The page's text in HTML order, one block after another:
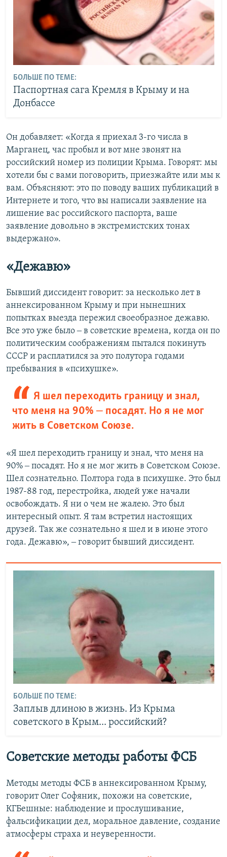
БОЛЬШЕ ПО ТЕМЕ:
Паспортная сага Кремля в Крыму и на
Донбассе
Он добавляет: «Когда я приехал 3-го числа в
Марганец, час пробыл и вот мне звонят на
российский номер из полиции Крыма. Говорят: мы
хотели бы с вами поговорить, приезжайте или мы к
вам. Объясняют: это по поводу ваших публикаций в
Интернете и того, что вы написали заявление на
лишение вас российского паспорта, ваше
заявление довольно в экстремистских тонах
выдержано».
«Дежавю»
Бывший диссидент говорит: за несколько лет в
аннексированном Крыму и при нынешних
попытках выезда пережил своеобразное дежавю.
Все это уже было ‒ в советские времена, когда он по
политическим соображениям пытался покинуть
СССР и расплатился за это полутора годами
пребывания в «психушке».
Я шел переходить границу и знал,
что меня на 90% ‒ посадят. Но я не мог
жить в Советском Союзе.
«Я шел переходить границу и знал, что меня на
90% ‒ посадят. Но я не мог жить в Советском Союзе.
Шел сознательно. Полтора года в психушке. Это был
1987-88 год, перестройка, людей уже начали
освобождать. Я ни о чем не жалею. Это был
интересный опыт. Я там встретил настоящих
друзей. Так же сознательно я шел и в июне этого
года. Дежавю», ‒ говорит бывший диссидент.
БОЛЬШЕ ПО ТЕМЕ:
Заплыв длиною в жизнь. Из Крыма
советского в Крым... российский?
Советские методы работы ФСБ
Методы методы ФСБ в аннексированном Крыму,
говорит Олег Софяник, похожи на советские,
КГБешные: наблюдение и прослушивание,
фальсификации дел, моральное давление, создание
атмосферы страха и неуверенности.